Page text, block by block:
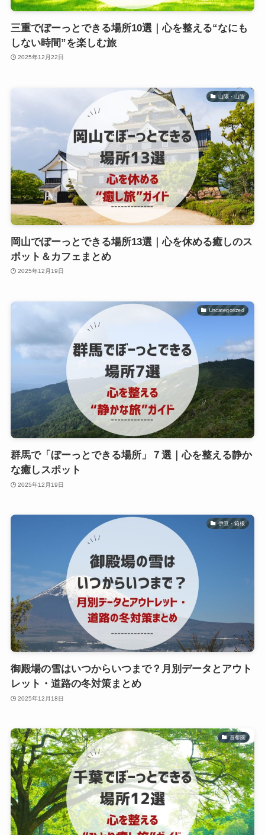
三重でぼーっとできる場所10選｜心を整える“なにも
しない時間”を楽しむ旅
2025年12月22日
山陽・山陰
岡山でぼーっとできる場所13選｜心を休める癒しのス
ポット＆カフェまとめ
2025年12月19日
Uncategorized
群馬で「ぼーっとできる場所」７選｜心を整える静か
な癒しスポット
2025年12月19日
伊豆・箱根
御殿場の雪はいつからいつまで？月別データとアウト
レット・道路の冬対策まとめ
2025年12月18日
首都圏